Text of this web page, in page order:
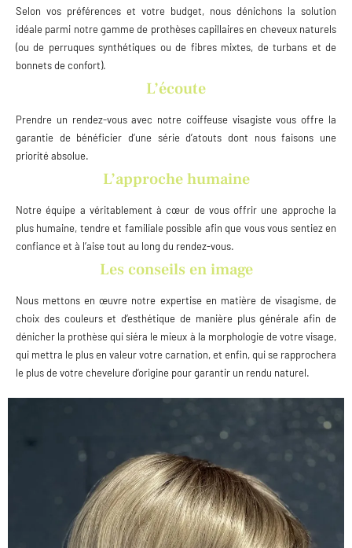
Selon vos préférences et votre budget, nous dénichons la solution
idéale parmi notre gamme de prothèses capillaires en cheveux naturels
(ou de perruques synthétiques ou de fibres mixtes, de turbans et de
bonnets de confort).
L’écoute
Prendre un rendez-vous avec notre coiffeuse visagiste vous offre la
garantie de bénéficier d’une série d’atouts dont nous faisons une
priorité absolue.
L’approche humaine
Notre équipe a véritablement à cœur de vous offrir une approche la
plus humaine, tendre et familiale possible afin que vous vous sentiez en
confiance et à l’aise tout au long du rendez-vous.
Les conseils en image
Nous mettons en œuvre notre expertise en matière de visagisme, de
choix des couleurs et d’esthétique de manière plus générale afin de
dénicher la prothèse qui siéra le mieux à la morphologie de votre visage,
qui mettra le plus en valeur votre carnation, et enfin, qui se rapprochera
le plus de votre chevelure d’origine pour garantir un rendu naturel.